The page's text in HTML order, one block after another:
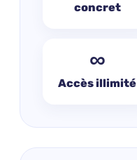
concret
∞
Accès illimité